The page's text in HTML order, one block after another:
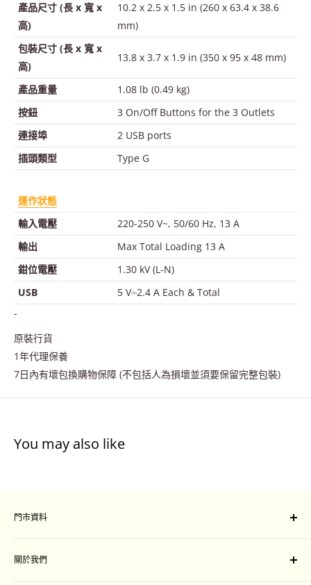
產品尺寸 (長 x 寬 x
高)
10.2 x 2.5 x 1.5 in (260 x 63.4 x 38.6
mm)
包裝尺寸 (長 x 寬 x
高)
13.8 x 3.7 x 1.9 in (350 x 95 x 48 mm)
產品重量
1.08 lb (0.49 kg)
按鈕
3 On/Off Buttons for the 3 Outlets
連接埠
2 USB ports
插頭類型
Type G
運作狀態
輸入電壓
220-250 V~, 50/60 Hz, 13 A
輸出
Max Total Loading 13 A
鉗位電壓
1.30 kV (L-N)
USB
5 V⎓2.4 A Each & Total
-
原裝行貨
1年代理保養
7日內有壞包換購物保障 (不包括人為損壞並須要保留完整包裝)
You may also like
門市資料
門市地址：
旺角山東街47-51號星際城市一樓109-111 號舖
Unit 109-111, Sim City, 47-51 Shan Tung Street, Mong
關於我們